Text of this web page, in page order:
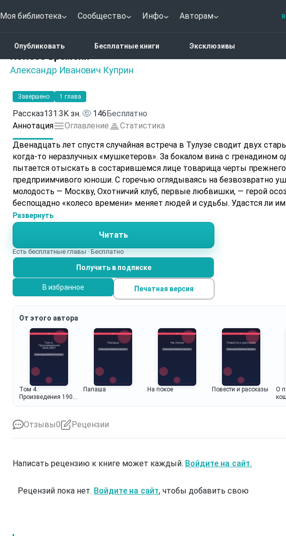
Моя библиотека Сообщество Инфо Авторам
Опубликовать Бесплатные книги Эксклюзивы
Колесо времени
Александр Иванович Куприн
Завершено 1 глава
Рассказ131.3K зн. 146Бесплатно
Аннотация
Оглавление
Статистика
Двенадцать лет спустя случайная встреча в Тулузе сводит двух
когда-то неразлучных «мушкетеров». За бокалом вина с гренадином
пытается отыскать в состарившемся лице товарища черты
предприимчивого юноши. С горечью оглядываясь на безвозвратно
молодость — Москву, Охотничий клуб, первые любвишки, — герой
беспощадно «колесо времени» меняет людей и судьбы. Удастся ли
искреннюю теплоту, что связывала их в прошлом, или время стерло
Развернуть
Читать
Есть бесплатные главы · Бесплатно
Получить в подписке
В избранное Печатная версия
От этого автора
Том 4.
Произведения 1905-
Папаша На покое Повести и рассказы
О
Отзывы0 Рецензии
Написать рецензию к книге может каждый. Войдите на сайт.
Рецензий пока нет. Войдите на сайт, чтобы добавить свою